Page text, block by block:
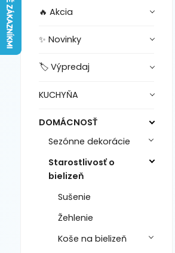
🔥 Akcia
✨ Novinky
🏷️ Výpredaj
KUCHYŇA
DOMÁCNOSŤ
Sezónne dekorácie
Starostlivosť o
bielizeň
Sušenie
Žehlenie
Koše na bielizeň